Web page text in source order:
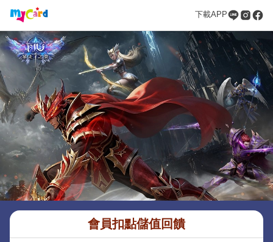
下載APP
會員扣點儲值回饋